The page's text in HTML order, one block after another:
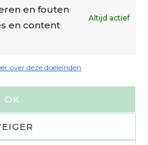
en fouten
en content
Altijd actief
over deze doeleinden
OK